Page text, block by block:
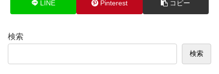
LINE Pinterest コピー
検索
検索